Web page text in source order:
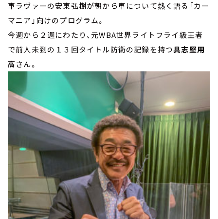
車ラヴァーの安東弘樹が朝から車について熱く語る「カー
マニア」向けのプログラム。
今週から２週にわたり、元WBA世界ライトフライ級王者
で前人未到の１３回タイトル防衛の記録を持つ具志堅用
高さん。